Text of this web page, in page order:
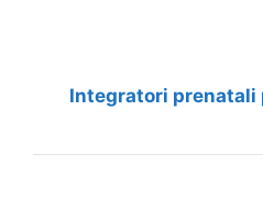
Integratori prenatali